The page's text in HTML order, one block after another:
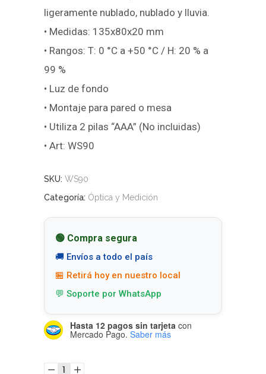
ligeramente nublado, nublado y lluvia.
• Medidas: 135x80x20 mm
• Rangos: T: 0 °C a +50 °C / H: 20 % a
99 %
• Luz de fondo
• Montaje para pared o mesa
• Utiliza 2 pilas “AAA” (No incluidas)
• Art: WS90
SKU: WS90
Categoría: Óptica y Medición
🟢 Compra segura
🚚 Envíos a todo el país
🏪 Retirá hoy en nuestro local
💬 Soporte por WhatsApp
Hasta 12 pagos sin tarjeta con
Mercado Pago. Saber más